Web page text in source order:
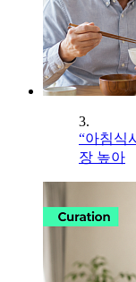
3.
“아침식
장 높아